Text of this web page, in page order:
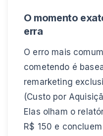
O momento
erra
O erro mais
cometendo é
remarketing
(Custo por
Elas olham o
R$ 150 e